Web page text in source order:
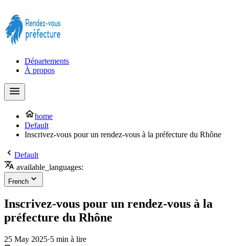
Départements
À propos
home
Default
Inscrivez-vous pour un rendez-vous à la préfecture du Rhône
Default
available_languages:
French
Inscrivez-vous pour un rendez-vous à la
préfecture du Rhône
25 May 2025·5 min à lire